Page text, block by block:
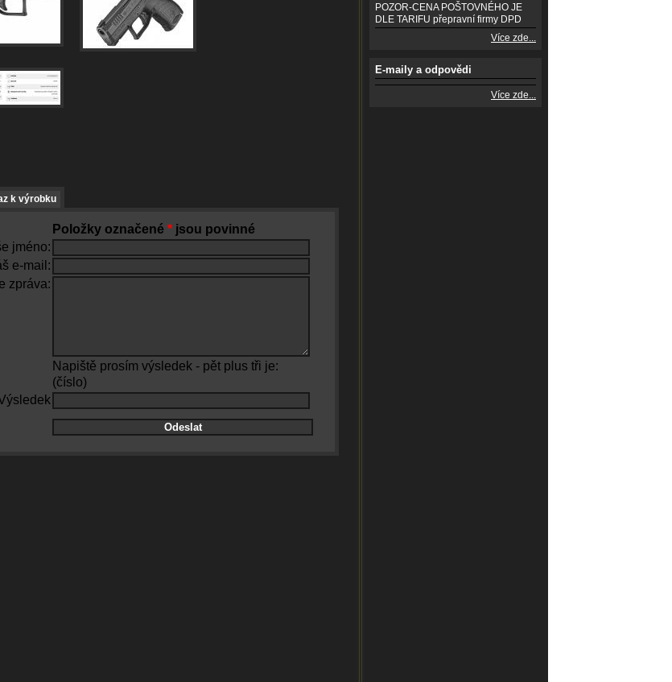
k výrobku
Položky označené * jsou povinné
jméno:
e-mail:
zpráva:
Napiště prosím výsledek - pět plus tři je:
(číslo)
POZOR-CENA POŠTOVNÉHO JE
DLE TARIFU přepravní firmy DPD
Více zde...
E-maily a odpovědi
Více zde...